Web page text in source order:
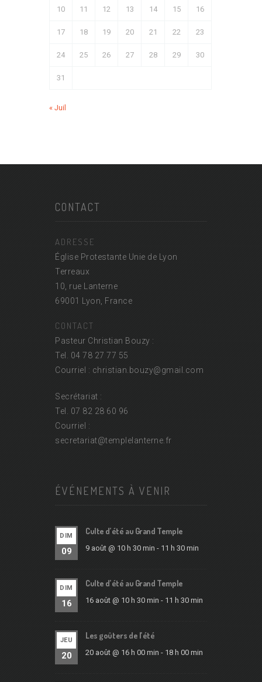
10 11 12 13 14 15 16
17 18 19 20 21 22 23
24 25 26 27 28 29 30
31
« Juil
CONTACT
ADRESSE
Église Protestante Unie de Lyon
Terreaux
10, rue Lanterne
69001 Lyon, France
CONTACT
Pasteur Christian Bouzy :
Tel. 04 78 27 77 55
Courriel : christian.bouzy@gmail.com
Secrétariat :
Tel. 07 82 28 60 96
Courriel :
secretariat@templelanterne.fr
ÉVÉNEMENTS À VENIR
DIM
09
Culte d’été au Grand Temple
9 août @ 10 h 30 min - 11 h 30 min
DIM
16
Culte d’été au Grand Temple
16 août @ 10 h 30 min - 11 h 30 min
JEU
20
Les goûters de l’été
20 août @ 16 h 00 min - 18 h 00 min